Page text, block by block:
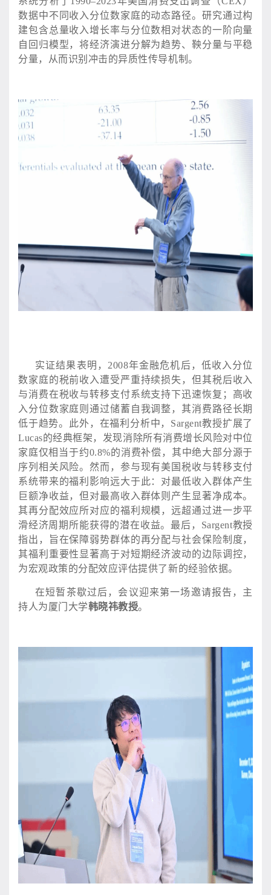
数据中不同收入分位数家庭的动态路径。研究通过构
建包含总量收入增长率与分位数相对状态的一阶向量
自回归模型，将经济演进分解为趋势、鞅分量与平稳
分量，从而识别冲击的异质性传导机制。
实证结果表明， 2008年金融危机后，低收入分位
数家庭的税前收入遭受严重持续损失，但其税后收入
与消费在税收与转移支付系统支持下迅速恢复；高收
入分位数家庭则通过储蓄自我调整，其消费路径长期
低于趋势。此外，在福利分析中，Sargent教授扩展了
Lucas的经典框架，发现消除所有消费增长风险对中位
家庭仅相当于约0.8%的消费补偿，其中绝大部分源于
序列相关风险。然而，参与现有美国税收与转移支付
系统带来的福利影响远大于此：对最低收入群体产生
巨额净收益，但对最高收入群体则产生显著净成本。
其再分配效应所对应的福利规模，远超通过进一步平
滑经济周期所能获得的潜在收益。最后，Sargent教授
指出，旨在保障弱势群体的再分配与社会保险制度，
其福利重要性显著高于对短期经济波动的边际调控，
为宏观政策的分配效应评估提供了新的经验依据。
在短暂茶歇过后，会议迎来第一场邀请报告，主
持人为厦门大学韩晓祎教授。